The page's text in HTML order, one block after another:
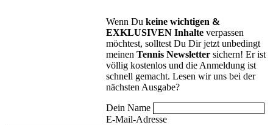
Wenn Du keine wichtigen &
EXKLUSIVEN Inhalte verpassen
möchtest, solltest Du Dir jetzt unbedingt
meinen Tennis Newsletter sichern! Er ist
völlig kostenlos und die Anmeldung ist
schnell gemacht. Lesen wir uns bei der
nächsten Ausgabe?
Dein Name
E-Mail-Adresse